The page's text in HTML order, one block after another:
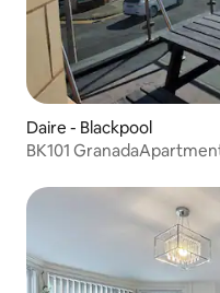
Daire - Blackpool
BK101